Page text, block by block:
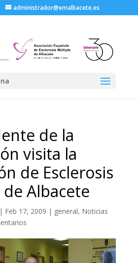
administrador@emalbacete.es
de la
visita la
de Esclerosis
Albacete
Feb 17, 2009 | general, Noticias